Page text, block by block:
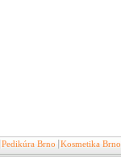
Pedikúra Brno Kosmetika Brno